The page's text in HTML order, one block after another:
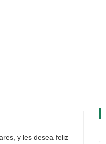
y les desea feliz